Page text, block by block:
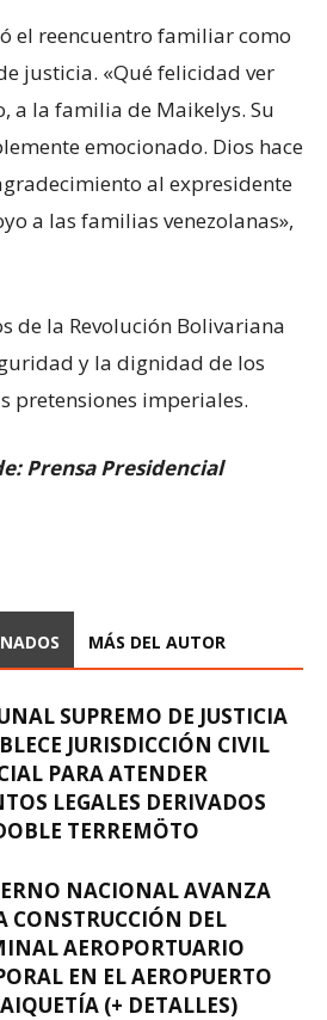
el reencuentro familiar como
justicia. «Qué felicidad ver
a la familia de Maikelys. Su
emocionado. Dios hace
al expresidente
a las familias venezolanas»,
de la Revolución Bolivariana
y la dignidad de los
pretensiones imperiales.
Prensa Presidencial
MÁS DEL AUTOR
SUPREMO DE JUSTICIA
JURISDICCIÓN CIVIL
PARA ATENDER
LEGALES DERIVADOS
TERREMÖTO
NACIONAL AVANZA
CONSTRUCCIÓN DEL
AEROPORTUARIO
EN EL AEROPUERTO
(+ DETALLES)